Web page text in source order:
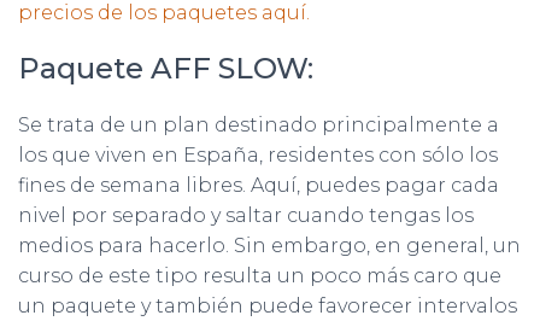
precios de los paquetes aquí.
Paquete AFF SLOW:
Se trata de un plan destinado principalmente a
los que viven en España, residentes con sólo los
fines de semana libres. Aquí, puedes pagar cada
nivel por separado y saltar cuando tengas los
medios para hacerlo. Sin embargo, en general, un
curso de este tipo resulta un poco más caro que
un paquete y también puede favorecer intervalos